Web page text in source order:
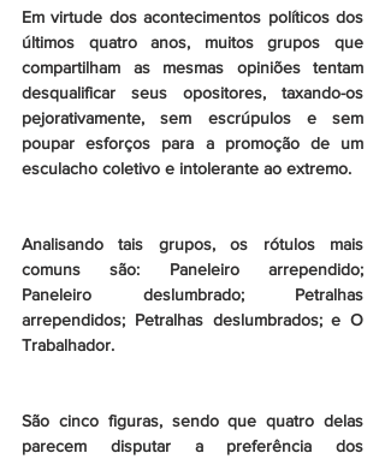
Em virtude dos acontecimentos políticos dos
últimos quatro anos, muitos grupos que
compartilham as mesmas opiniões tentam
desqualificar seus opositores, taxando-os
pejorativamente, sem escrúpulos e sem
poupar esforços para a promoção de um
esculacho coletivo e intolerante ao extremo.
Analisando tais grupos, os rótulos mais
comuns são: Paneleiro arrependido;
Paneleiro deslumbrado; Petralhas
arrependidos; Petralhas deslumbrados; e O
Trabalhador.
São cinco figuras, sendo que quatro delas
parecem disputar a preferência dos